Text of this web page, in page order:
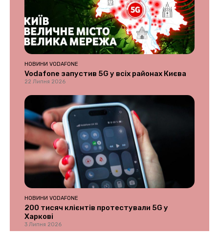
НОВИНИ VODAFONE
Vodafone запустив 5G у всіх районах Києва
22 Липня 2026
НОВИНИ VODAFONE
200 тисяч клієнтів протестували 5G у
Харкові
3 Липня 2026